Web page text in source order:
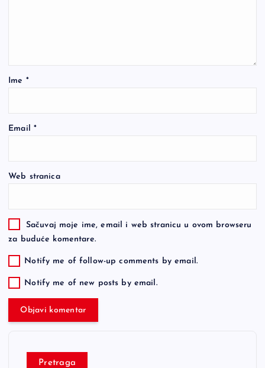
Ime *
Email *
Web stranica
Sačuvaj moje ime, email i web stranicu u ovom browseru
za buduće komentare.
Notify me of follow-up comments by email.
Notify me of new posts by email.
Pretraga